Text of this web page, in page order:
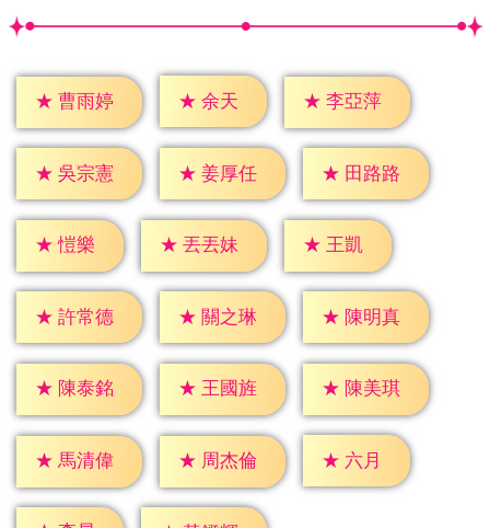
★ 曹雨婷 ★ 余天 ★ 李亞萍
★ 吳宗憲 ★ 姜厚任 ★ 田路路
★ 愷樂 ★ 丟丟妹 ★ 王凱
★ 許常德 ★ 關之琳 ★ 陳明真
★ 陳泰銘 ★ 王國旌 ★ 陳美琪
★ 馬清偉 ★ 周杰倫 ★ 六月